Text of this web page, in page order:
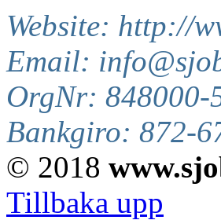
Website: http://
Email:
OrgNr: 848000-
Bankgiro: 872-
© 2018
Tillbaka upp